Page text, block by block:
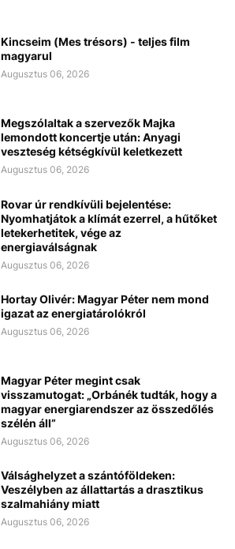
Kincseim (Mes trésors) - teljes film
magyarul
Augusztus 06, 2026
Megszólaltak a szervezők Majka
lemondott koncertje után: Anyagi
veszteség kétségkívül keletkezett
Augusztus 06, 2026
Rovar úr rendkívüli bejelentése:
Nyomhatjátok a klímát ezerrel, a hűtőket
letekerhetitek, vége az
energiaválságnak
Augusztus 06, 2026
Hortay Olivér: Magyar Péter nem mond
igazat az energiatárolókról
Augusztus 06, 2026
Magyar Péter megint csak
visszamutogat: „Orbánék tudták, hogy a
magyar energiarendszer az összedőlés
szélén áll”
Augusztus 06, 2026
Válsághelyzet a szántóföldeken:
Veszélyben az állattartás a drasztikus
szalmahiány miatt
Augusztus 06, 2026